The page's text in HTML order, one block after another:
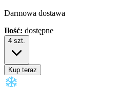
Darmowa dostawa
Ilość: dostępne
4 szt.
Kup teraz